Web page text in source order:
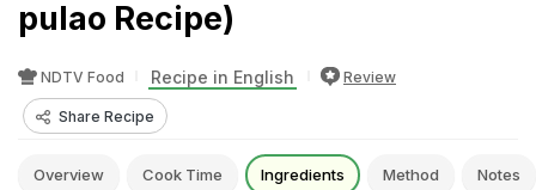
pulao Recipe)
NDTV Food Recipe in English Review
Share Recipe
Overview Cook Time Ingredients Method Notes